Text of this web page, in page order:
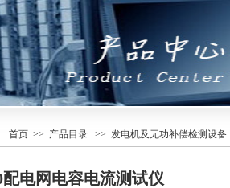
首页 >> 产品目录 >> 发电机及无功补偿检测设备
电网电容电流测试仪